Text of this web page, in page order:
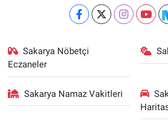
Sakarya Nöbetçi
Eczaneler
Sakarya Namaz Vakitleri